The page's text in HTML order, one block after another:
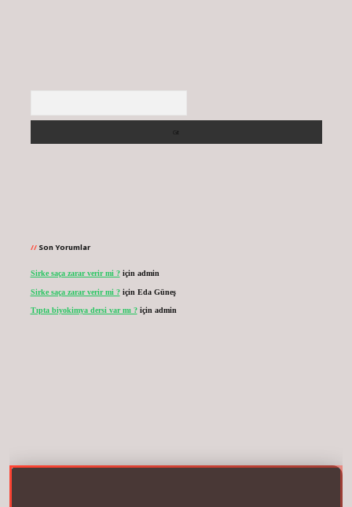
Son Yorumlar
Sirke saça zarar verir mi ?için admin
Sirke saça zarar verir mi ?için Eda Güneş
Tıpta biyokimya dersi var mı ?için admin